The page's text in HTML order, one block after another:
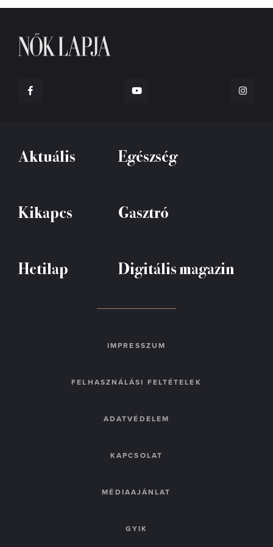
Aktuális Egészség
Kikapcs Gasztró
Hetilap Digitális magazin
IMPRESSZUM
FELHASZNÁLÁSI FELTÉTELEK
ADATVÉDELEM
KAPCSOLAT
MÉDIAAJÁNLAT
GYIK